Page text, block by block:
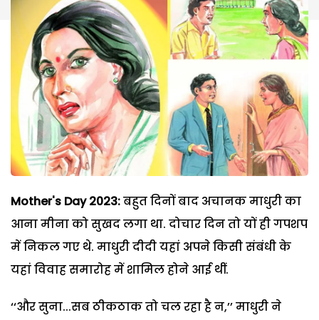
Mother's Day 2023:बहुत दिनों बाद अचानक माधुरी का
आना मीना को सुखद लगा था. दोचार दिन तो यों ही गपशप
में निकल गए थे. माधुरी दीदी यहां अपने किसी संबंधी के
यहां विवाह समारोह में शामिल होने आई थीं.
‘‘और सुना...सब ठीकठाक तो चल रहा है न,’’ माधुरी ने